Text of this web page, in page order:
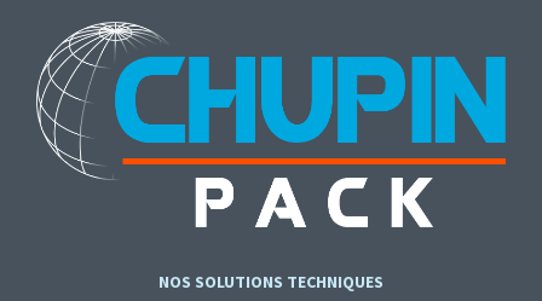
NOS SOLUTIONS TECHNIQUES